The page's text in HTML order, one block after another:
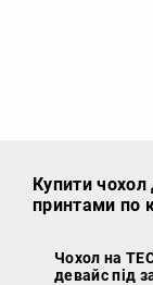
Купити чохол
принтами по
Чохол на
девайс під